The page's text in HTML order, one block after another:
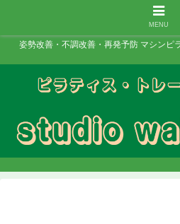
姿勢改善・不調改善・再発予防 マシンピ
MENU